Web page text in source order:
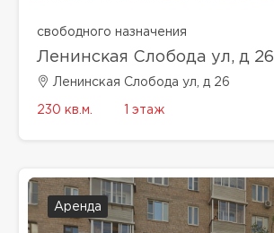
свободного назначения
Ленинская Слобода ул, д 26
Ленинская Слобода ул, д 26
230 кв.м. 1 этаж
Аренда